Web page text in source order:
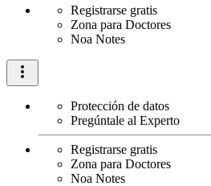
Registrarse gratis
Zona para Doctores
Noa Notes
Protección de datos
Pregúntale al Experto
Registrarse gratis
Zona para Doctores
Noa Notes